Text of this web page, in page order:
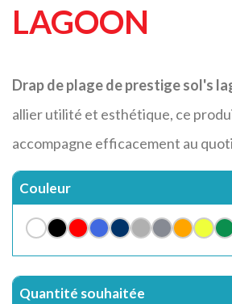
LAGOON
Drap de plage de prestige sol's
allier utilité et esthétique, ce
accompagne efficacement au
Couleur
Quantité souhaitée